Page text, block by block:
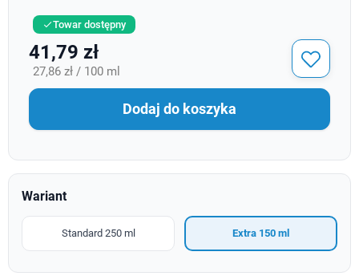
Towar dostępny
41,79 zł
27,86 zł / 100 ml
Dodaj do koszyka
Wariant
Standard 250 ml Extra 150 ml